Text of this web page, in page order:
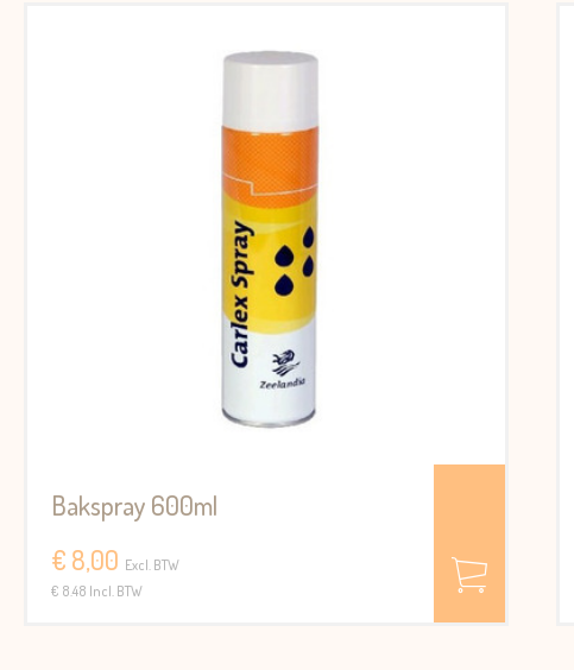
Bakspray 600ml
€ 8,00 Excl. BTW
€ 8.48 Incl. BTW